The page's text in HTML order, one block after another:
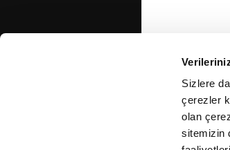
Sizlere
çerezler
olan
sitemizin